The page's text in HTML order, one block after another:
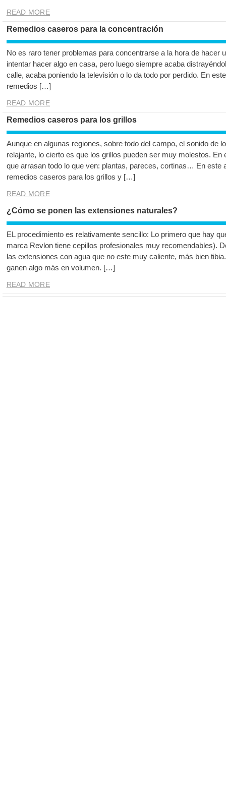
READ MORE
Remedios caseros para la concentración
No es raro tener problemas para concentrarse a la hora de hacer
intentar hacer algo en casa, pero luego siempre acaba
calle, acaba poniendo la televisión o lo da todo por perdido. En
remedios […]
READ MORE
Remedios caseros para los grillos
Aunque en algunas regiones, sobre todo del campo, el sonido de
relajante, lo cierto es que los grillos pueden ser muy molestos.
que arrasan todo lo que ven: plantas, pareces, cortinas… En este
remedios caseros para los grillos y […]
READ MORE
¿Cómo se ponen las extensiones naturales?
EL procedimiento es relativamente sencillo: Lo primero que hay
marca Revlon tiene cepillos profesionales muy recomendables).
las extensiones con agua que no este muy caliente, más bien
ganen algo más en volumen. […]
READ MORE